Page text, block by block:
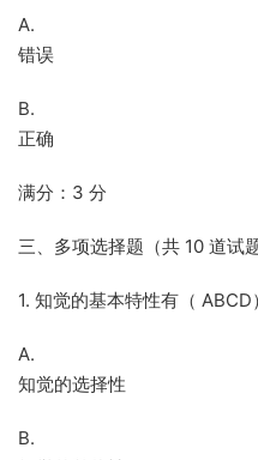
A.
错误
B.
正确
满分：3 分
三、多项选择题（共 10 道试
1. 知觉的基本特性有（ ABCD）
A.
知觉的选择性
B.